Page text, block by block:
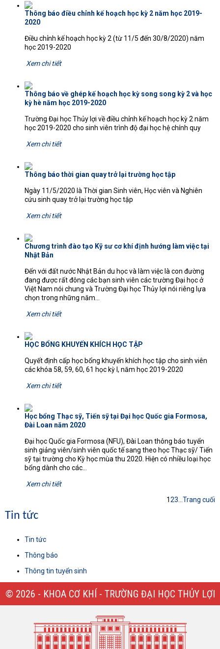
Thông báo điều chỉnh kế hoạch học kỳ 2 năm học 2019-
2020
Điều chỉnh kế hoạch học kỳ 2 (từ 11/5 đến 30/8/2020) năm
học 2019-2020
Xem chi tiết
Thông báo về ghép kế hoạch học kỳ song song kỳ 2 và học
kỳ hè năm học 2019-2020
Trường Đại học Thủy lợi về điều chỉnh kế hoạch học kỳ 2 năm
học 2019-2020 cho sinh viên trình độ đại học hệ chính quy
Xem chi tiết
Thông báo thời gian quay trở lại trường học tập
Ngày 11/5/2020 là Thời gian Sinh viên, Học viên và Nghiên
cứu sinh quay trở lại trường học tập
Xem chi tiết
Chương trình đào tạo Kỹ sư cơ khí định hướng làm việc tại
Nhật Bản
Đến với đất nước Nhật Bản du học và làm việc là con đường
đang được rất đông các bạn sinh viên các trường Đại học ở
Việt Nam nói chung và Trường Đại học Thủy lợi nói riêng lựa
chọn trong những năm...
Xem chi tiết
HỌC BỔNG KHUYẾN KHÍCH HỌC TẬP
Quyết định cấp học bổng khuyến khích học tập cho sinh viên
các khóa 58, 59, 60, 61 học kỳ I, năm học 2019-2020
Xem chi tiết
Học bổng Thạc sỹ, Tiến sỹ tại Đại học Quốc gia Formosa,
Đài Loan năm 2020
Đại học Quốc gia Formosa (NFU), Đài Loan thông báo tuyển
sinh giảng viên/sinh viên quốc tế sang theo học Thạc sỹ/ Tiến
sỹ tại trường cho Kỳ học mùa thu 2020. Hiện có nhiều loại học
bổng dành cho các...
Xem chi tiết
123 Trang cuối
Tin tức
Tin tức
Thông báo
Thông tin tuyển sinh
© 2026 - KHOA CƠ KHÍ - TRƯỜNG ĐẠI HỌC THỦY LỢI